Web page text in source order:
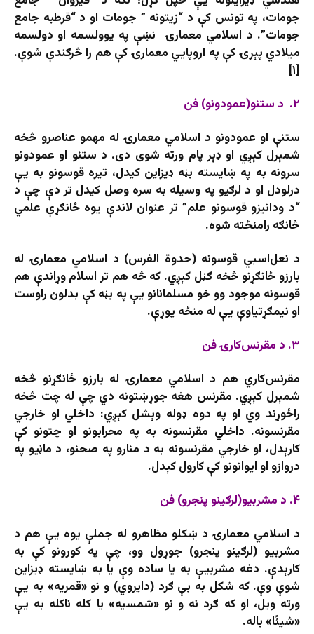
جومات، په تونس کې د “زیتونه ” جومات او د “قرطبه جامع
جومات”. د اسلامي معمارۍ نښې په یوولسمه او دولسمه
میلادي پېړۍ کې په اروپایي معمارۍ کې هم را څرګندې شوې.
[۱]
۲. د ستنو(عمودونو) فن
ستنې او عمودونو د اسلامي معمارۍ له مهمو عناصرو څخه
شمېرل کېږي او ډېر پام ورته شوی دی. د ستنو او عمودونو
سرونه به په ښایسته بڼه ډیزاین کیدل، تیره قوسونو به یې
درلودل او د لرګیو په وسیله به سره وصل کیدل تر دې چې د
“د ودانیزو قوسونو علم” تر عنوان لاندې یوه ځانګړې علمي
څانګه رامنځته شوه.
د نعل‌اسبي قوسونه (حدوة الفرس) د اسلامي معمارۍ له
بارزو ځانګړنو څخه ګڼل کېږي. که څه هم تر اسلام وړاندې هم
قوسونه موجود وو خو مسلمانانو یې په بڼه کې بدلون راوست
او نیمګړتیاوې یې له منځه یوړې.
۳. د مقرنس‌کارۍ فن
مقرنس‌کاري هم د اسلامي معمارۍ له بارزو ځانګړنو څخه
شمېرل کېږي. مقرنس هغه جوړښتونه دي چې له چت څخه
راځوړند وي او په دوه ډوله وېشل کېږي: داخلي او خارجي
مقرنسونه. داخلي مقرنسونه به په محرابونو او چتونو کې
کارېدل، او خارجي مقرنسونه به د منارو په صحنو، د ماڼیو په
دروازو او ایوانونو کې کارول کېدل.
۴. د مشربیو(لرګینو پنجرو) فن
د اسلامي معمارۍ د ښکلو مظاهرو له جملې یوه یې هم د
مشربیو (لرګينو پنجرو) جوړول وو، چې په کورونو کې به
کارېدې. دغه مشربیې به یا ساده وې یا به ښایسته ډیزاین
شوې وې. که شکل به بې ګرد (دایروي) و نو «قمریه» به یې
ورته ویل، او که ګرد نه و نو «شمسیه» یا کله ناکله به یې
«شیئًا» باله.